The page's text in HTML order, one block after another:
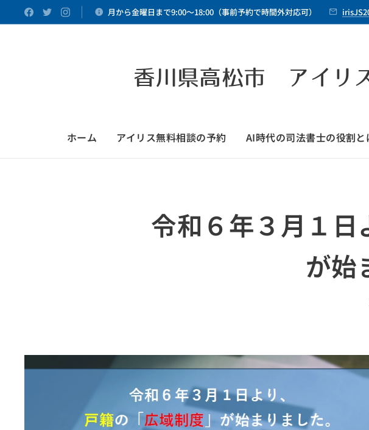
月から金曜日まで9:00～18:00（事前予約で時間外対応可）
香川県高松市 アイリ
ホーム アイリス無料相談の予約 AI時代の司法書士の役割と
令和６年３月１日
が始